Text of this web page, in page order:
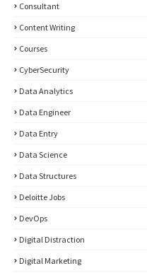
Consultant
Content Writing
Courses
CyberSecurity
Data Analytics
Data Engineer
Data Entry
Data Science
Data Structures
Deloitte Jobs
DevOps
Digital Distraction
Digital Marketing